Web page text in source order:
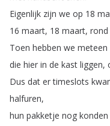
Eigenlijk zijn we op 18
16 maart, 18 maart, rond
Toen hebben we meteen
die hier in de kast liggen,
Dus dat er timeslots
halfuren,
hun pakketje nog konden